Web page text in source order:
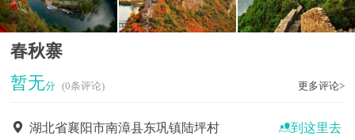
春秋寨
暂无分 (0条评论) 更多评论>
湖北省襄阳市南漳县东巩镇陆坪村
到这里去